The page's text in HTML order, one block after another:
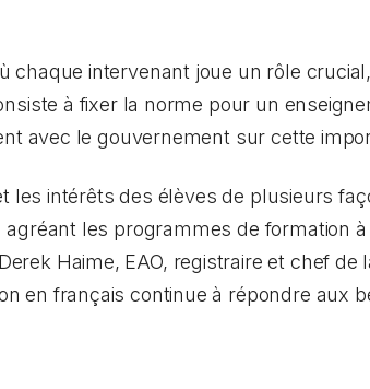
chaque intervenant joue un rôle
à fixer la norme pour un
avec le gouvernement sur cette
les intérêts des élèves de plusieurs
agréant les programmes de formation
Haime, EAO, registraire et chef de
en français continue à répondre aux